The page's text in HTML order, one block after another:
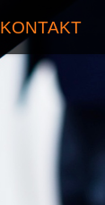
KONTAKT